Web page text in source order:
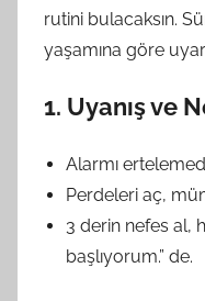
rutini bulacaksın.
yaşamına göre
1. Uyanış ve
Alarmı
Perdeleri aç,
3 derin nefes al,
başlıyorum.” de.